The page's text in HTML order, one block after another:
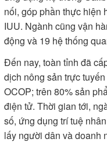
nối, góp phần thực hiện
IUU. Ngành cũng vận
động và 19 hệ thống
Đến nay, toàn tỉnh đã
dịch nông sản trực
OCOP; trên 80% sản
điện tử. Thời gian tới,
số, ứng dụng trí tuệ
lấy người dân và doanh